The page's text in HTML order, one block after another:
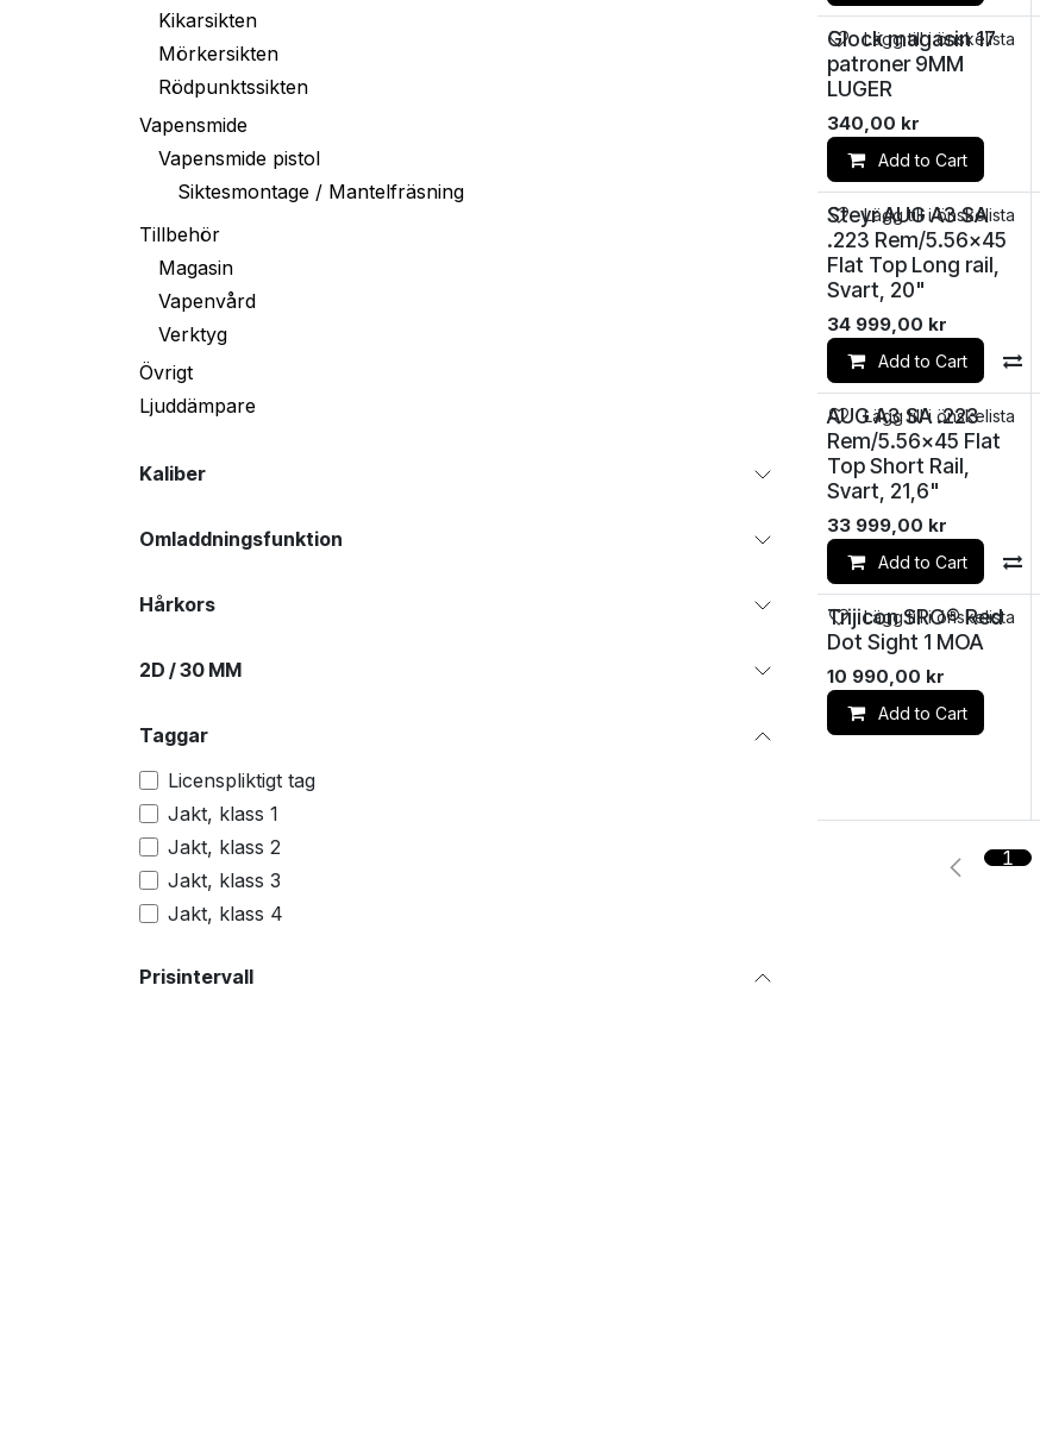
Kikarsikten
Mörkersikten
Rödpunktssikten
Vapensmide
Vapensmide pistol
Siktesmontage / Mantelfräsning
Tillbehör
Magasin
Vapenvård
Verktyg
Övrigt
Ljuddämpare
Kaliber
Omladdningsfunktion
Hårkors
2D / 30 MM
Taggar
Licenspliktigt tag
Jakt, klass 1
Jakt, klass 2
Jakt, klass 3
Jakt, klass 4
Prisintervall
Glock magasin 17
patroner 9MM
LUGER
340,00 kr
Add to Cart
Lägg till i önskelista
Steyr AUG A3 SA
.223 Rem/5.56x45
Flat Top Long rail,
Svart, 20"
34 999,00 kr
Add to Cart
Lägg till i önskelista
AUG A3 SA .223
Rem/5.56x45 Flat
Top Short Rail,
Svart, 21,6"
33 999,00 kr
Add to Cart
Lägg till i önskelista
Trijicon SRO® Red
Dot Sight 1 MOA
10 990,00 kr
Add to Cart
Lägg till i önskelista
1